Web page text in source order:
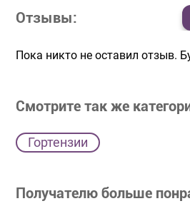
Отзывы:
Пока никто не оставил отзыв.
Смотрите так же
Гортензии
Получателю больше